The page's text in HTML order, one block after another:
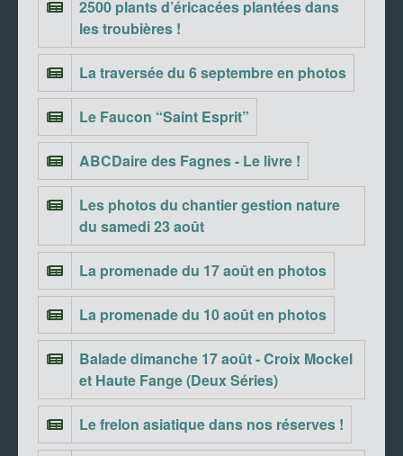
2500 plants d’éricacées plantées dans
les troubières !
La traversée du 6 septembre en photos
Le Faucon “Saint Esprit”
ABCDaire des Fagnes - Le livre !
Les photos du chantier gestion nature
du samedi 23 août
La promenade du 17 août en photos
La promenade du 10 août en photos
Balade dimanche 17 août - Croix Mockel
et Haute Fange (Deux Séries)
Le frelon asiatique dans nos réserves !